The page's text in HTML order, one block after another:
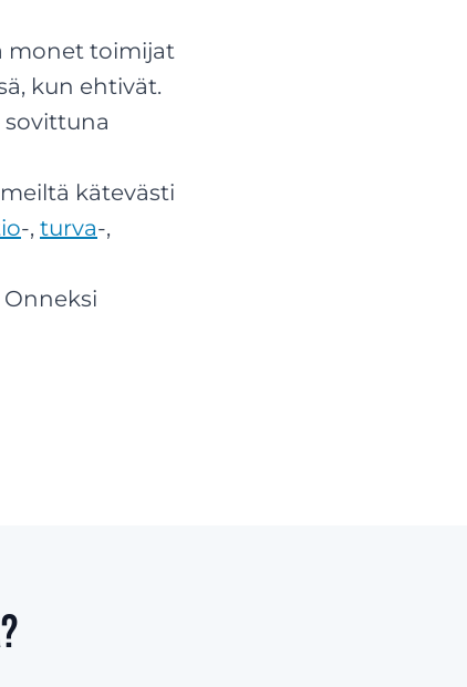
monet toimijat
kun ehtivät.
sovittuna
kätevästi
-, turva-,